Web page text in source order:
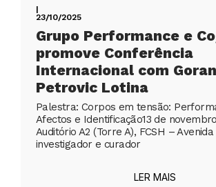
|
23/10/2025
Grupo Performance e
promove Conferência
Internacional com Goran
Petrovic Lotina
Palestra: Corpos em tensão:
Afectos e Identificação13 de
Auditório A2 (Torre A), FCSH –
investigador e curador
LER MAIS